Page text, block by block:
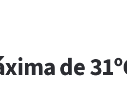
de